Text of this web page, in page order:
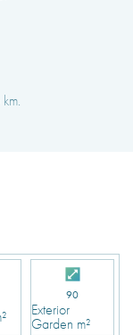
90
Exterior
Garden m²